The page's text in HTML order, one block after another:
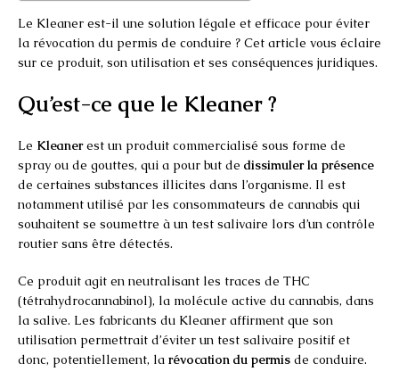
Le Kleaner est-il une solution légale et efficace pour éviter
la révocation du permis de conduire ? Cet article vous éclaire
sur ce produit, son utilisation et ses conséquences juridiques.
Qu’est-ce que le Kleaner ?
Le Kleanerest un produit commercialisé sous forme de
spray ou de gouttes, qui a pour but de dissimuler la présence
de certaines substances illicites dans l’organisme. Il est
notamment utilisé par les consommateurs de cannabis qui
souhaitent se soumettre à un test salivaire lors d’un contrôle
routier sans être détectés.
Ce produit agit en neutralisant les traces de THC
(tétrahydrocannabinol), la molécule active du cannabis, dans
la salive. Les fabricants du Kleaner affirment que son
utilisation permettrait d’éviter un test salivaire positif et
donc, potentiellement, la révocation du permis de conduire.